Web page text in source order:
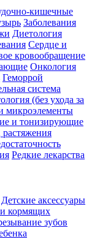
кишечные
Заболевания
Диетология
Сердце и
кровообращение
Онкология
Геморрой
система
(без ухода за
микроэлементы
и тонизирующие
Редкие лекарства
Детские аксессуары
кормящих
зубов